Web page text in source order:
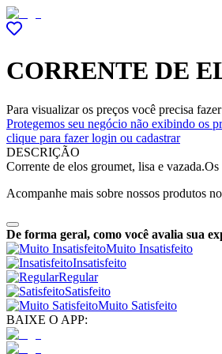
CORRENTE DE
Para visualizar os preços você precisa
Protegemos seu negócio não exibindo os
clique para fazer login ou cadastrar
DESCRIÇÃO
Corrente de elos groumet, lisa e
Acompanhe mais sobre nossos produtos no
De forma geral, como você avalia sua
Muito Insatisfeito
Insatisfeito
Regular
Satisfeito
Muito Satisfeito
BAIXE O APP: